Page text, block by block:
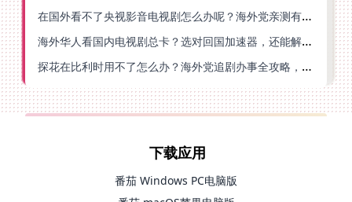
在国外看不了央视影音电视剧怎么办呢？海外党亲测有效的回国加速方案
海外华人看国内电视剧总卡？选对回国加速器，还能解决菲律宾打不开反诈中心的问题
探花在比利时用不了怎么办？海外党追剧办事全攻略，选对加速器就够了
下载应用
番茄 Windows PC电脑版